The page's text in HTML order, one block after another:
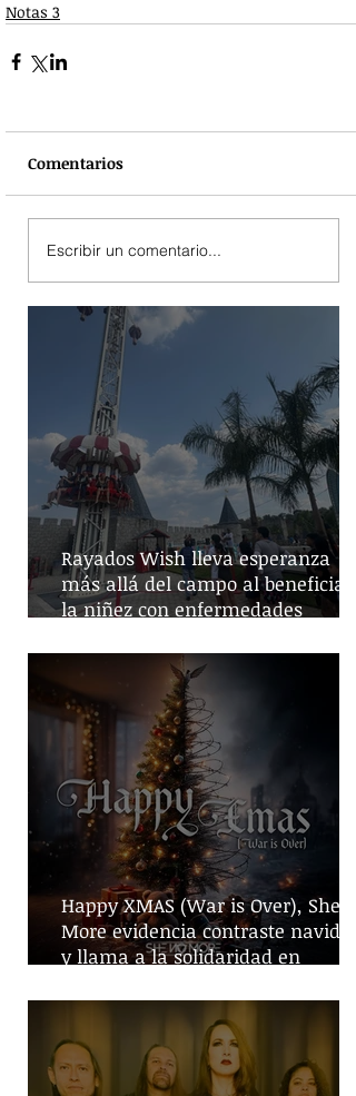
Notas 3
Comentarios
Escribir un comentario...
Rayados Wish lleva esperanza
más allá del campo al beneficiar a
la niñez con enfermedades
Happy XMAS (War is Over), She
More evidencia contraste
y llama a la solidaridad en